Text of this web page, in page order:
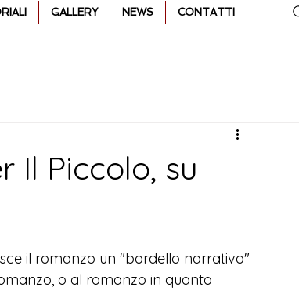
GALLERY NEWS CONTATTI
Il Piccolo, su
il romanzo un "bordello narrativo"
o al romanzo in quanto